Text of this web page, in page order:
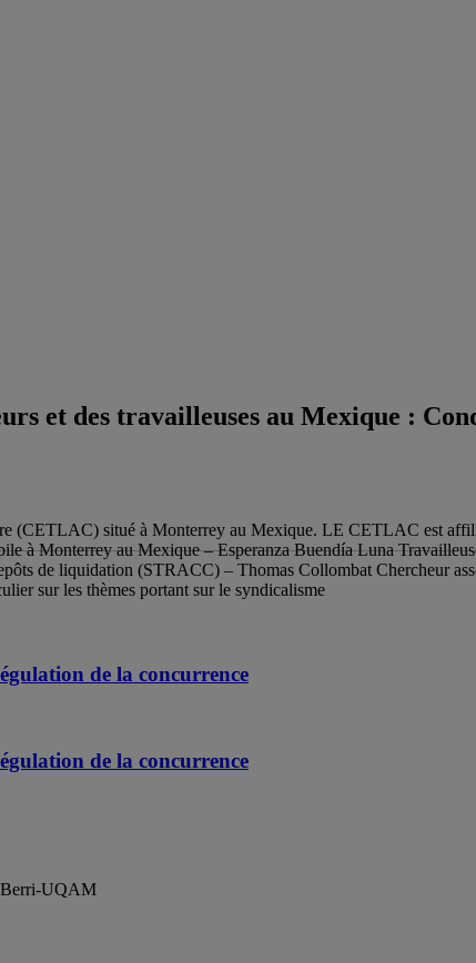
et des travailleuses au Mexique :
(CETLAC) situé à Monterrey au Mexique. LE CETLAC est
à Monterrey au Mexique – Esperanza Buendía Luna
de liquidation (STRACC) – Thomas Collombat Chercheur
sur les thèmes portant sur le syndicalisme
de la concurrence
de la concurrence
UQAM